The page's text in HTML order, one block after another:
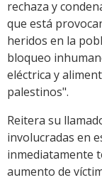
rechaza y
que está
heridos en la
bloqueo
eléctrica y
palestinos".
Reitera su
involucradas en
inmediatamente
aumento de